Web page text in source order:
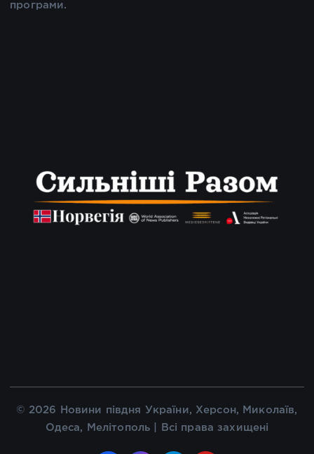
програми.
© 2026 Новини півдня України, Херсон, Миколаїв,
Одеса, Мелітополь | Всі права захищені